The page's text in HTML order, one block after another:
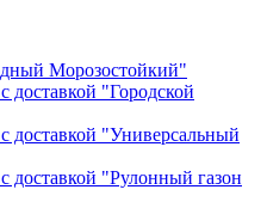
Морозостойкий"
доставкой "Городской
доставкой "Универсальный
доставкой "Рулонный газон